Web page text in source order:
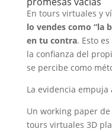
En tours virtuales y
lo vendes como “la
en tu contra. Esto
la confianza del
se percibe como
La evidencia
Un working paper
tours virtuales 3D